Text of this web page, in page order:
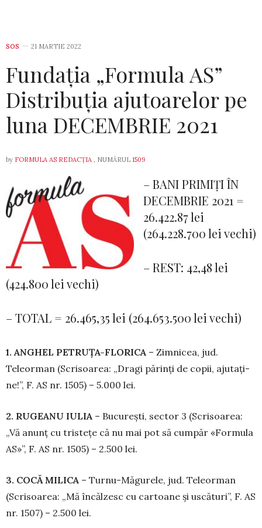
SOS 21 MARTIE 2022
Fundația „Formula AS”
Distribuția ajutoarelor pe
luna DECEMBRIE 2021
by FORMULA AS REDACȚIA , NUMĂRUL 1509
– BANI PRIMIȚI ÎN
DECEMBRIE 2021 =
26.422.87 lei
(264.228.700 lei vechi)
– REST: 42,48 lei
(424.800 lei vechi)
– TOTAL = 26.465,35 lei (264.653.500 lei vechi)
1. ANGHEL PETRUȚA-FLORICA – Zim­ni­cea, jud.
Teleorman (Scrisoarea: „Dragi părinți de copii, ajutați-
ne!”, F. AS nr. 1505) – 5.000 lei.
2. RUGEANU IULIA – București, sector 3 (Scrisoarea:
„Vă anunț cu tristețe că nu mai pot să cumpăr «Formula
AS»”, F. AS nr. 1505) – 2.500 lei.
3. COCĂ MILICA – Turnu-Măgurele, jud. Te­leorman
(Scrisoarea: „Mă încălzesc cu car­toane și uscături”, F. AS
nr. 1507) – 2.500 lei.